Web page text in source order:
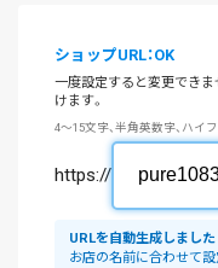
ショップURL：OK
一度設定すると変更でき
けます。
4～15文字、半角英数字、ハイフ
https://
URLを自動生成しました
お店の名前に合わせて設